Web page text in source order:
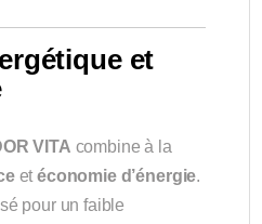
et
VITA combine à la
etéconomie d’énergie.
pour un faible